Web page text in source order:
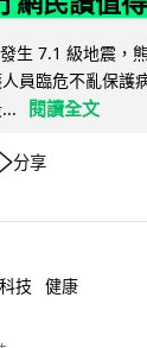
生 7.1 級地震，
員臨危不亂保護
閱讀全文
分享
技 健康